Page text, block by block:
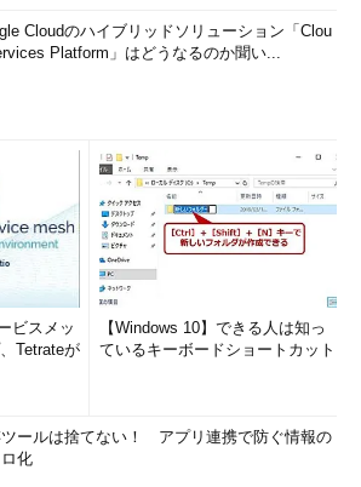
ある。タスクマネージャーの実行ファイル
々分かりにくいのが難点だが、キーボー
は覚えておくと素早く起動できるだろう。
を押して、［ファイル名を指定し
タスクマネージャーの実行ファ
」を入力して、［Enter］キーを
Cloudのハイブリッドソリューション「Clou
Platform」はどうなるのか聞い...
ビスメッ
Tetrateが
【Windows 10】できる人は知っ
ているキーボードショートカット
ツールは捨てない！ アプリ連携で防ぐ情報の
化